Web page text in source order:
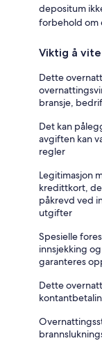
depositum
forbehold om
Viktig å vite
Dette
bransje,
Det kan
avgiften kan
regler
Legitimasjon
kredittkort,
påkrevd ved
utgifter
Spesielle
innsjekking
garanteres
Dette